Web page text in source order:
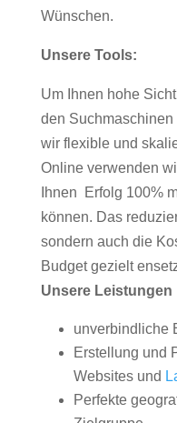
Wünschen.
Unsere Tools:
Um Ihnen hohe
den
wir flexible und
Online verwenden
Ihnen Erfolg 100%
können. Das
sondern auch die
Budget gezielt
Unsere Leistungen
unverbindliche
Erstellung und
Websites und
Perfekte